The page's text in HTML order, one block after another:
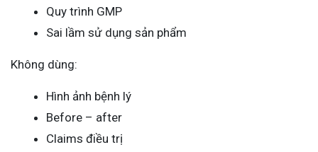
Quy trình GMP
Sai lầm sử dụng sản phẩm
Không dùng:
Hình ảnh bệnh lý
Before – after
Claims điều trị